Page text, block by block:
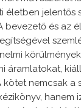
életben jelentős
bevezető és az
áramlatokat,
nemcsak a
hanem